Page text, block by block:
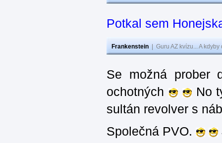
Potkal sem
Frankenstein Guru AZ kvízu... A
Se možná prober
ochotných
No
sultán revolver s
Společná PVO.